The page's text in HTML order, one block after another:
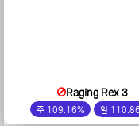
Raging Rex 3
주 109.16% 일